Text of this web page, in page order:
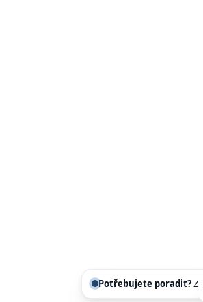
Potřebujete poradit?Zeptejte se našeho asis